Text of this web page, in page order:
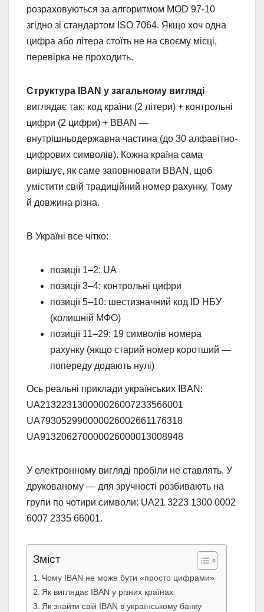
розраховуються за алгоритмом MOD 97-10
згідно зі стандартом ISO 7064. Якщо хоч одна
цифра або літера стоїть не на своєму місці,
перевірка не проходить.
Структура IBAN у загальному вигляді
виглядає так: код країни (2 літери) + контрольні
цифри (2 цифри) + BBAN —
внутрішньодержавна частина (до 30 алфавітно-
цифрових символів). Кожна країна сама
вирішує, як саме заповнювати BBAN, щоб
умістити свій традиційний номер рахунку. Тому
й довжина різна.
В Україні все чітко:
позиції 1–2: UA
позиції 3–4: контрольні цифри
позиції 5–10: шестизначний код ID НБУ
(колишній МФО)
позиції 11–29: 19 символів номера
рахунку (якщо старий номер коротший —
попереду додають нулі)
Ось реальні приклади українських IBAN:
UA213223130000026007233566001
UA793052990000026002661176318
UA913206270000026000013008948
У електронному вигляді пробіли не ставлять. У
друкованому — для зручності розбивають на
групи по чотири символи: UA21 3223 1300 0002
6007 2335 66001.
Зміст
Чому IBAN не може бути «просто цифрами»
Як виглядає IBAN у різних країнах
Як знайти свій IBAN в українському банку